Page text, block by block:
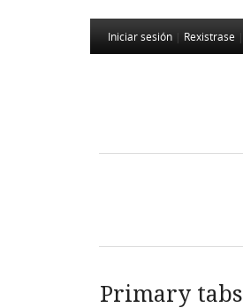
Iniciar sesión Rexistrase
Primary tabs